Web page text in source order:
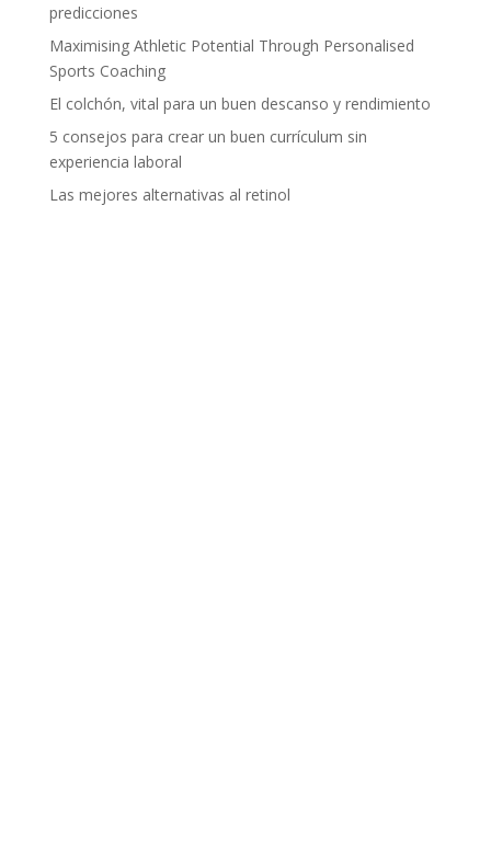
predicciones
Maximising Athletic Potential Through Personalised
Sports Coaching
El colchón, vital para un buen descanso y rendimiento
5 consejos para crear un buen currículum sin
experiencia laboral
Las mejores alternativas al retinol